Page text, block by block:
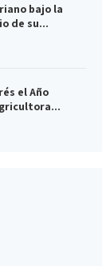
bajo la
de su...
el Año